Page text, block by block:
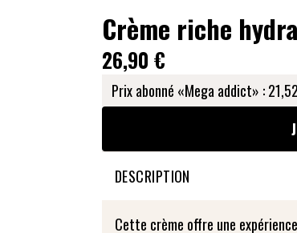
Crème riche
26,90 €
Prix abonné «Mega addict» :
DESCRIPTION
Cette crème offre une